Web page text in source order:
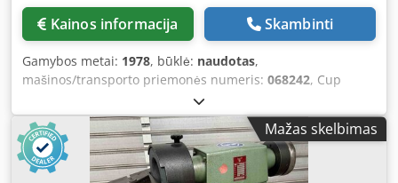
Kainos informacija Skambinti
Gamybos metai: 1978, būklė: naudotas,
mašinos/transporto priemonės numeris: 068242, Cup
wheel diameter: 175 x 60 x 51 mm or 125 x 40 x 51 mm 2
grinding wheel speeds: 1450/2900 rpm Dksdpfx Aobx
Eliecmjr Table size: AT-F 205 x 345 mm Required space:
1070 x 650 x 1180 mm Drive motor: 500 V (with 380 V: 1/3
power loss), accordingly 0.6 kW
Mažas skelbimas